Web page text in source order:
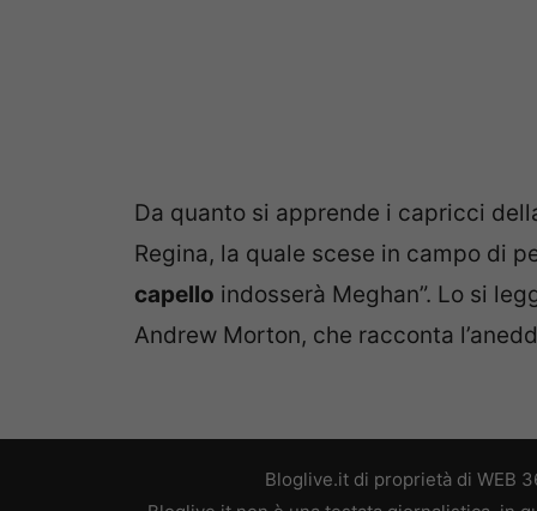
Da quanto si apprende i capricci
Regina, la quale scese in campo di
capello indosserà Meghan”. Lo si
Andrew Morton, che racconta
Bloglive.it di proprietà di WEB